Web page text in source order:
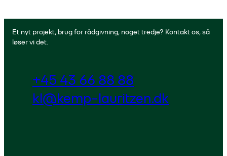
Et nyt projekt, brug for rådgivning, noget tredje? Kontakt os, så
løser vi det.
+45 43 66 88 88
kl@kemp-lauritzen.dk